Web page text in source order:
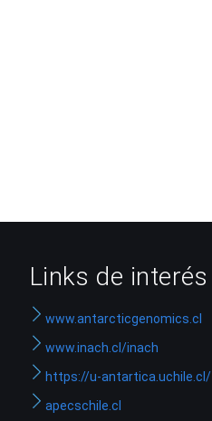
Links de interés
www.antarcticgenomics.cl
www.inach.cl/inach
https://u-antartica.uchile.cl/
apecschile.cl